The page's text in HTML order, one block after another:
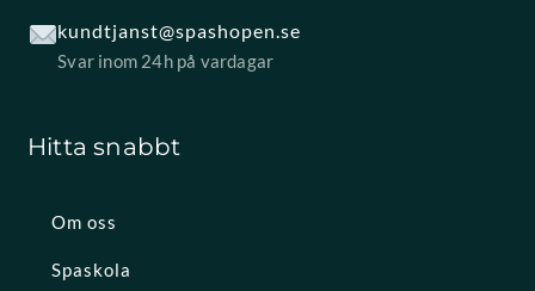
kundtjanst@spashopen.se
Svar inom 24h på vardagar
Hitta snabbt
Om oss
Spaskola